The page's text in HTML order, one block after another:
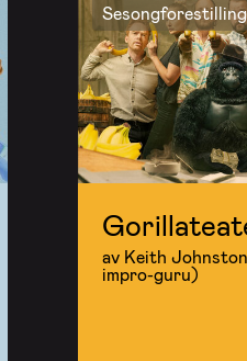
Sesongforestilling
av Keith
impro-guru)